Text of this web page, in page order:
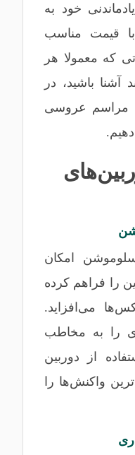
خود به
قیمت مناسب
که معمولا هر
آشنا باشید، در
مراسم عروسی
امکان
را فراهم کرده
می‌افزاید.
را به مخاطب
از دوربین
واکنش‌ها را